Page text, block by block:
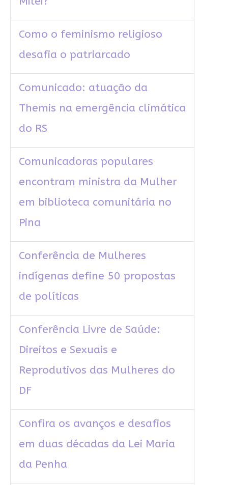
Como o feminismo religioso
desafia o patriarcado
Comunicado: atuação da
Themis na emergência climática
do RS
Comunicadoras populares
encontram ministra da Mulher
em biblioteca comunitária no
Pina
Conferência de Mulheres
indígenas define 50 propostas
de políticas
Conferência Livre de Saúde:
Direitos e Sexuais e
Reprodutivos das Mulheres do
DF
Confira os avanços e desafios
em duas décadas da Lei Maria
da Penha